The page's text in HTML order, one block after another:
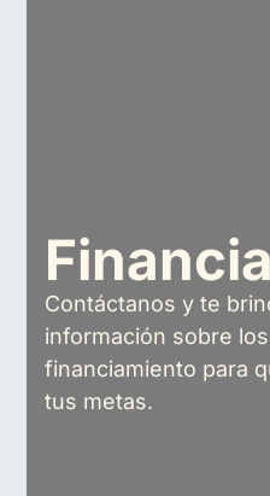
Contáctanos y te
información sobre
financiamiento para
tus metas.